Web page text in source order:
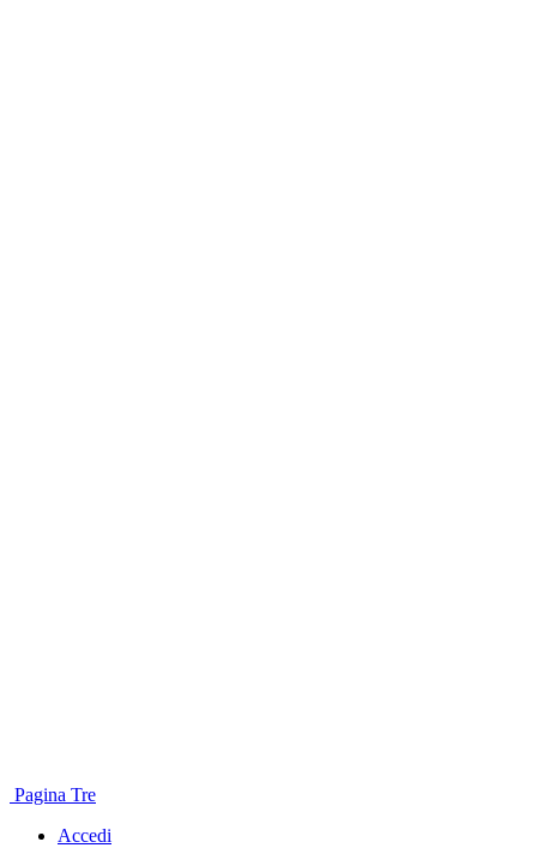
Pagina Tre
Accedi